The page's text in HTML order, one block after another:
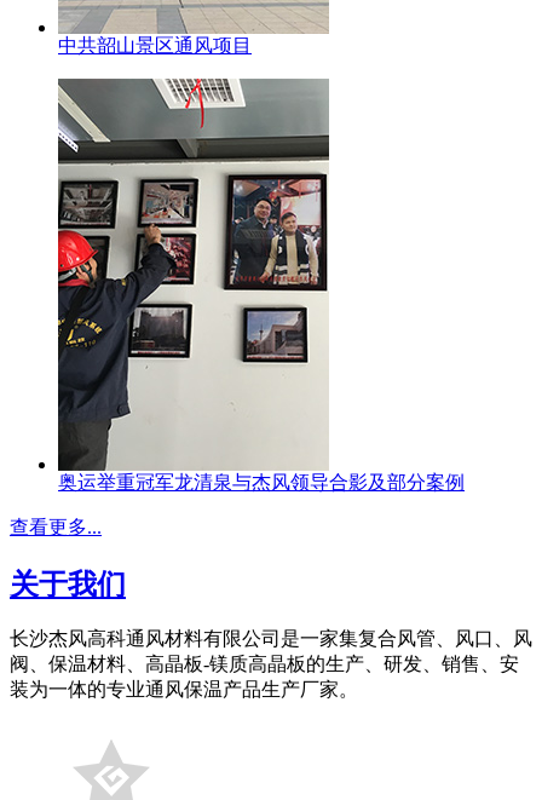
中共韶山景区通风项目
奥运举重冠军龙清泉与杰风领导合影及部分案例
查看更多...
关于我们
长沙杰风高科通风材料有限公司是一家集复合风管、风口、风
阀、保温材料、高晶板-镁质高晶板的生产、研发、销售、安
装为一体的专业通风保温产品生产厂家。